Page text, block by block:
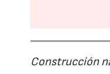
Construcción